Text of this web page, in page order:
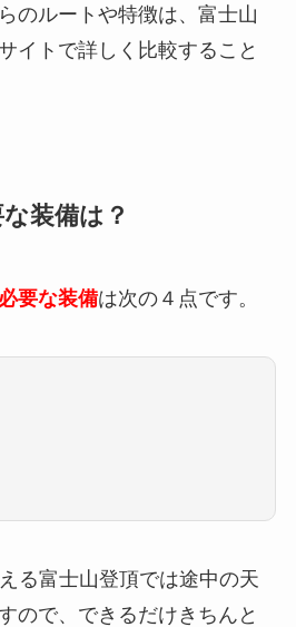
のルートや特徴は、富士山
イトで詳しく比較すること
装備は？
要な装備は次の４点です。
る富士山登頂では途中の天
ので、できるだけきちんと